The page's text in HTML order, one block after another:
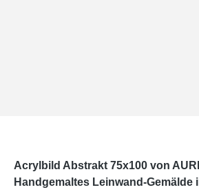
Acrylbild Abstrakt 75x100 von
Handgemaltes Leinwand-Gemälde